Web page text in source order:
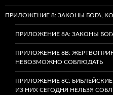
ПРИЛОЖЕНИЕ 8: ЗАКОНЫ БОГА,
ПРИЛОЖЕНИЕ 8A: ЗАКОНЫ
ПРИЛОЖЕНИЕ 8B:
НЕВОЗМОЖНО СОБЛЮДАТЬ
ПРИЛОЖЕНИЕ 8C:
ИЗ НИХ СЕГОДНЯ НЕЛЬЗЯ